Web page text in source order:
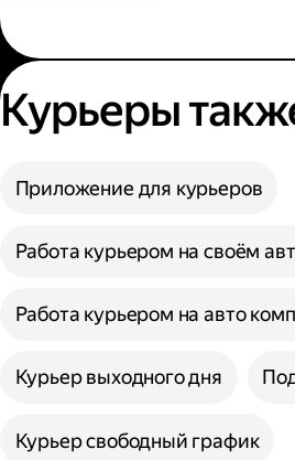
Курьеры
Приложение для курьеров
Работа курьером на своём
Работа курьером на авто
Курьер выходного дня
Курьер свободный график